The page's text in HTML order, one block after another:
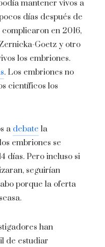
mantener vivos a
días después de
en 2016,
Goetz y otro
los embriones.
. Los embriones no
científicos los
a debate la
embriones se
días. Pero incluso si
seguirían
porque la oferta
han
de estudiar